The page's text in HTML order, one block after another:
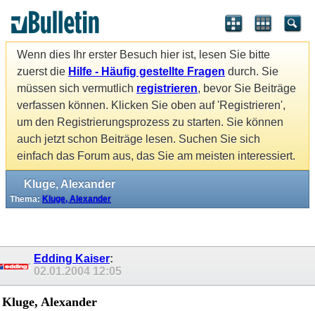
Wenn dies Ihr erster Besuch hier ist, lesen Sie bitte
zuerst die Hilfe - Häufig gestellte Fragen durch. Sie
müssen sich vermutlich registrieren, bevor Sie Beiträge
verfassen können. Klicken Sie oben auf 'Registrieren',
um den Registrierungsprozess zu starten. Sie können
auch jetzt schon Beiträge lesen. Suchen Sie sich
einfach das Forum aus, das Sie am meisten interessiert.
Kluge, Alexander
Thema: Kluge, Alexander
Edding Kaiser:
02.01.2004 12:05
Kluge, Alexander